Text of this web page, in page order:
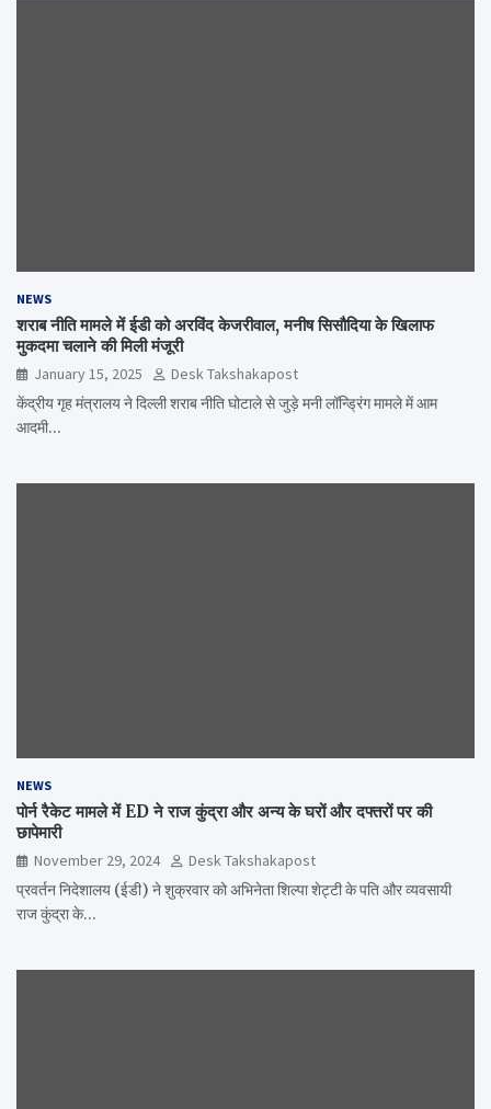
NEWS
शराब नीति मामले में ईडी को अरविंद केजरीवाल, मनीष सिसौदिया के खिलाफ
मुकदमा चलाने की मिली मंजूरी
January 15, 2025
Desk Takshakapost
केंद्रीय गृह मंत्रालय ने दिल्ली शराब नीति घोटाले से जुड़े मनी लॉन्ड्रिंग मामले में आम
आदमी…
NEWS
पोर्न रैकेट मामले में ED ने राज कुंद्रा और अन्य के घरों और दफ्तरों पर की
छापेमारी
November 29, 2024
Desk Takshakapost
प्रवर्तन निदेशालय (ईडी) ने शुक्रवार को अभिनेता शिल्पा शेट्टी के पति और व्यवसायी
राज कुंद्रा के…